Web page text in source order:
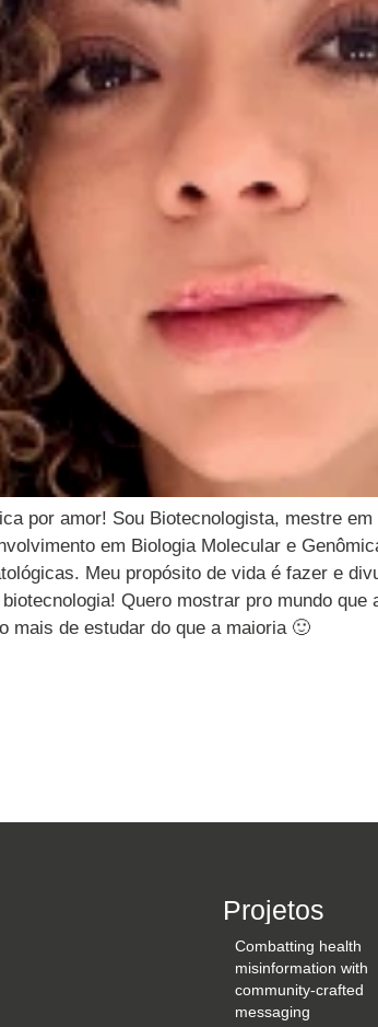
por amor! Sou Biotecnologista, mestre
em Biologia Molecular e
Meu propósito de vida é fazer e
Quero mostrar pro mundo
mais de estudar do que a maioria 🙂
Projetos
Combatting health
misinformation with
community-crafted
messaging